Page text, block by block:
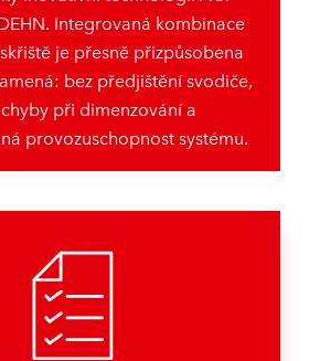
Integrovaná kombinace
je přesně přizpůsobena
bez předjištění svodiče,
při dimenzování a
provozuschopnost systému.